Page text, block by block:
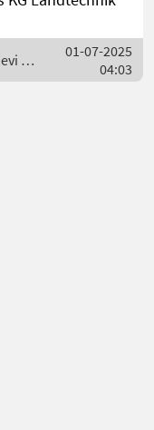
kg,
/
01-07-2025
04:03